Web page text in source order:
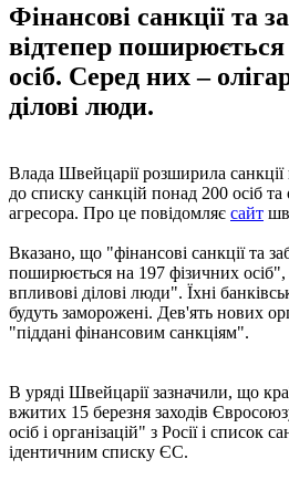
Фінансові санкції та
відтепер
осіб. Серед них –
ділові люди.
Влада Швейцарії розширила
до списку санкцій понад 200 осіб та
агресора. Про це повідомляє сайт
Вказано, що "фінансові санкції та
поширюється на 197 фізичних осіб",
впливові ділові люди". Їхні
будуть заморожені. Дев'ять нових
"піддані фінансовим санкціям".
В уряді Швейцарії зазначили, що
вжитих 15 березня заходів
осіб і організацій" з Росії і список
ідентичним списку ЄС.